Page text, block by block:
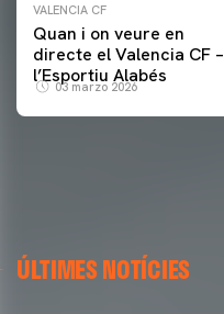
VALENCIA CF
Quan i on veure en
directe el Valencia CF –
l’Esportiu Alabés
03 marzo 2026
ÚLTIMES NOTÍCIES